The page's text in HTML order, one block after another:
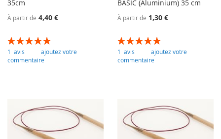
35cm
À partir de 4,40 €
Évaluation:
100
% of100
1 avis
ajoutez votre
commentaire
BASIC (Aluminium) 35 cm
À partir de 1,30 €
Évaluation:
100
% of100
1 avis
ajoutez votre
commentaire